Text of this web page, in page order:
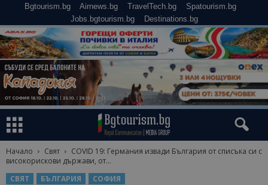
Bgtourism.bg Airnews.bg TravelTech.bg
Spatourism.bg
Jobs.bgtourism.bg
Destinations.bg
Начало Свят
COVID 19: Германия извади България от списъка си с
високорискови държави, от...
СВЯТ
БЪЛГАРИЯ СОФИЯ